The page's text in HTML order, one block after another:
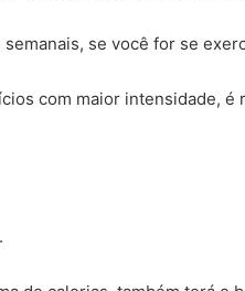
se você for se
com maior intensidade,
.